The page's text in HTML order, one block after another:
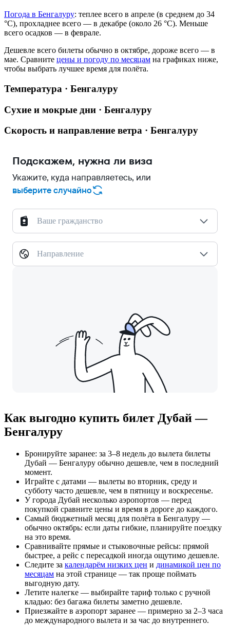
Погода в Бенгалуру: теплее всего в апреле (в среднем до 34
°C), прохладнее всего — в декабре (около 26 °C). Меньше
всего осадков — в феврале.
Дешевле всего билеты обычно в октябре, дороже всего — в
мае. Сравните цены и погоду по месяцам на графиках ниже,
чтобы выбрать лучшее время для полёта.
Температура · Бенгалуру
Сухие и мокрые дни · Бенгалуру
Скорость и направление ветра · Бенгалуру
Подскажем, нужна ли виза
Укажите, куда направляетесь, или
выберите случайно
Ваше гражданство
Направление
Как выгодно купить билет Дубай —
Бенгалуру
Бронируйте заранее: за 3–8 недель до вылета билеты
Дубай — Бенгалуру обычно дешевле, чем в последний
момент.
Играйте с датами — вылеты во вторник, среду и
субботу часто дешевле, чем в пятницу и воскресенье.
У города Дубай несколько аэропортов — перед
покупкой сравните цены и время в дороге до каждого.
Самый бюджетный месяц для полёта в Бенгалуру —
обычно октябрь: если даты гибкие, планируйте поездку
на это время.
Сравнивайте прямые и стыковочные рейсы: прямой
быстрее, а рейс с пересадкой иногда ощутимо дешевле.
Следите за календарём низких цен и динамикой цен по
месяцам на этой странице — так проще поймать
выгодную дату.
Летите налегке — выбирайте тариф только с ручной
кладью: без багажа билеты заметно дешевле.
Приезжайте в аэропорт заранее — примерно за 2–3 часа
до международного вылета и за час до внутреннего.